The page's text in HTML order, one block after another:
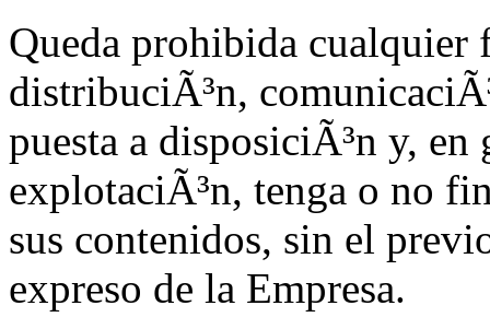
Queda prohibida cualquier
distribuciÃ³n,
puesta a disposiciÃ³n y,
explotaciÃ³n, tenga o no
sus contenidos, sin el
expreso de la Empresa.